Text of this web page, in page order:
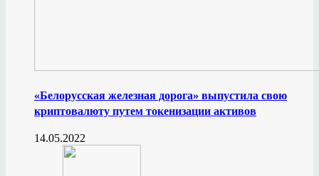
«Белорусская железная дорога» выпустила свою
криптовалюту путем токенизации активов
14.05.2022